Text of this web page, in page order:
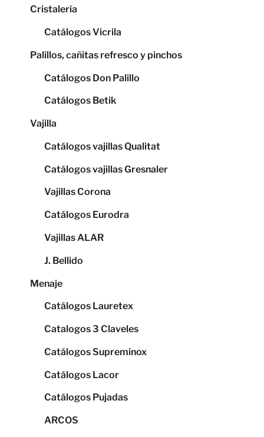
Cristalería
Catálogos Vicrila
Palillos, cañitas refresco y pinchos
Catálogos Don Palillo
Catálogos Betik
Vajilla
Catálogos vajillas Qualitat
Catálogos vajillas Gresnaler
Vajillas Corona
Catálogos Eurodra
Vajillas ALAR
J. Bellido
Menaje
Catálogos Lauretex
Catalogos 3 Claveles
Catálogos Supreminox
Catálogos Lacor
Catálogos Pujadas
ARCOS